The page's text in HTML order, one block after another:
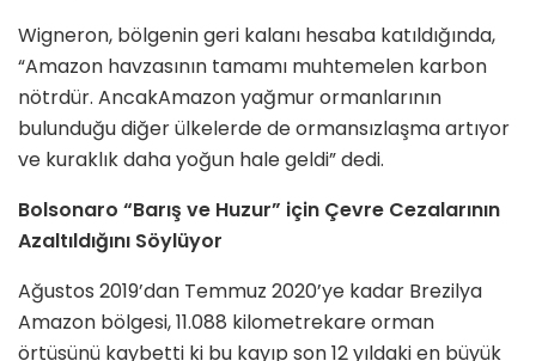
Wigneron, bölgenin geri kalanı hesaba katıldığında,
“Amazon havzasının tamamı muhtemelen karbon
nötrdür. AncakAmazon yağmur ormanlarının
bulunduğu diğer ülkelerde de ormansızlaşma artıyor
ve kuraklık daha yoğun hale geldi” dedi.
Bolsonaro “Barış ve Huzur” için Çevre Cezalarının
Azaltıldığını Söylüyor
Ağustos 2019’dan Temmuz 2020’ye kadar Brezilya
Amazon bölgesi, 11.088 kilometrekare orman
örtüsünü kaybetti ki bu kayıp son 12 yıldaki en büyük